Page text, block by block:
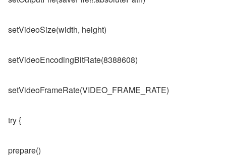
setVideoSize(width, height)
setVideoEncodingBitRate(8388608)
setVideoFrameRate(VIDEO_FRAME_RATE)
try {
prepare()